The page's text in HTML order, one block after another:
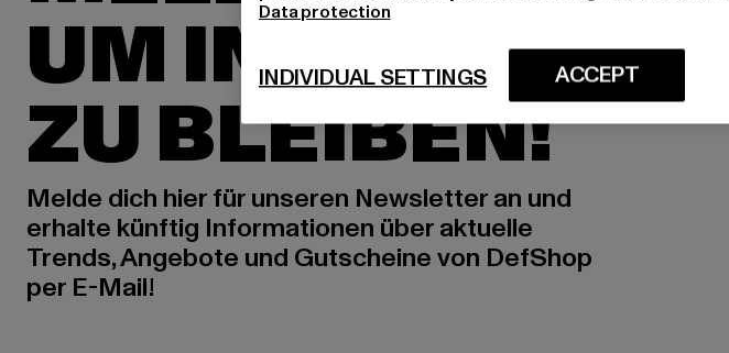
UM INSPIRIERT
ZU BLEIBEN!
Melde dich hier für unseren Newsletter an und
erhalte künftig Informationen über aktuelle
Trends, Angebote und Gutscheine von DefShop
per E-Mail!
Data protection
ACCEPT
INDIVIDUAL SETTINGS